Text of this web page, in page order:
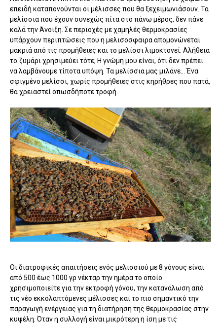
επειδή καταπονούνται οι μέλισσες που θα ξεχειμωνιάσουν. Τα
μελίσσια που έχουν συνεχώς πίτα στο πάνω μέρος, δεν πάνε
καλά την Άνοιξη. Σε περιοχές με χαμηλές θερμοκρασίες
υπάρχουν περιπτώσεις που η μελισοσφαιρα απομονώνεται
μακριά από τις προμήθειες και το μελίσσι λιμοκτονεί. Αλήθεια
το ζυμάρι χρησιμεύει τότε; Η γνώμη μου είναι, ότι δεν πρέπει
να λαμβάνουμε τίποτα υπόψη. Τα μελίσσια μας μιλάνε... Ένα
σφιγμένο μελίσσι, χωρίς προμήθειες στις κηρήθρες που πατά,
θα χρειαστεί οπωσδήποτε τροφή.
Οι διατροφικές απαιτήσεις ενός μελισσιού με 8 γόνους είναι
από 500 έως 1000 γρ νέκταρ την ημέρα το οποίο
χρησιμοποιείτε για την εκτροφή γόνου, την κατανάλωση από
τις νέο εκκολαπτόμενες μέλισσες και το πιο σημαντικό την
παραγωγή ενέργειας για τη διατήρηση της θερμοκρασίας στην
κυψέλη. Όταν η συλλογή είναι μικρότερη η ίση με τις